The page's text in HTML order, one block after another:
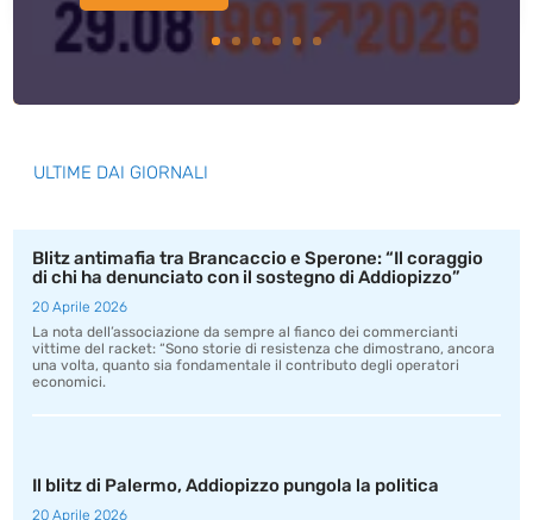
ULTIME DAI GIORNALI
Blitz antimafia tra Brancaccio e Sperone: “Il coraggio
di chi ha denunciato con il sostegno di Addiopizzo”
20 Aprile 2026
La nota dell’associazione da sempre al fianco dei commercianti
vittime del racket: “Sono storie di resistenza che dimostrano, ancora
una volta, quanto sia fondamentale il contributo degli operatori
economici.
Il blitz di Palermo, Addiopizzo pungola la politica
20 Aprile 2026